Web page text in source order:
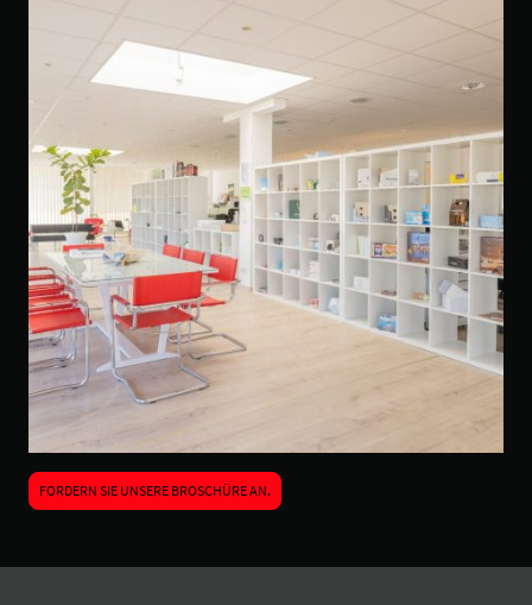
FORDERN SIE UNSERE BROSCHÜRE AN.